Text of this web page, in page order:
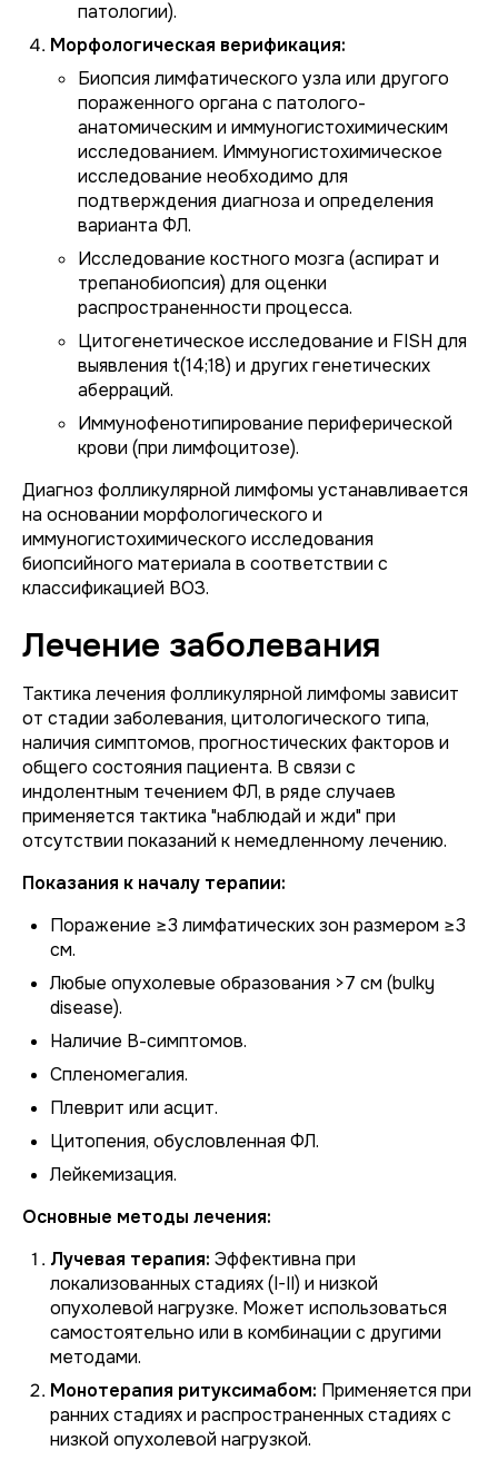
патологии).
Морфологическая верификация:
Биопсия лимфатического узла или другого
пораженного органа с патолого-
анатомическим и иммуногистохимическим
исследованием. Иммуногистохимическое
исследование необходимо для
подтверждения диагноза и определения
варианта ФЛ.
Исследование костного мозга (аспират и
трепанобиопсия) для оценки
распространенности процесса.
Цитогенетическое исследование и FISH для
выявления t(14;18) и других генетических
аберраций.
Иммунофенотипирование периферической
крови (при лимфоцитозе).
Диагноз фолликулярной лимфомы устанавливается
на основании морфологического и
иммуногистохимического исследования
биопсийного материала в соответствии с
классификацией ВОЗ.
Лечение заболевания
Тактика лечения фолликулярной лимфомы зависит
от стадии заболевания, цитологического типа,
наличия симптомов, прогностических факторов и
общего состояния пациента. В связи с
индолентным течением ФЛ, в ряде случаев
применяется тактика "наблюдай и жди" при
отсутствии показаний к немедленному лечению.
Показания к началу терапии:
Поражение ≥3 лимфатических зон размером ≥3
см.
Любые опухолевые образования >7 см (bulky
disease).
Наличие В-симптомов.
Спленомегалия.
Плеврит или асцит.
Цитопения, обусловленная ФЛ.
Лейкемизация.
Основные методы лечения:
Лучевая терапия: Эффективна при
локализованных стадиях (I-II) и низкой
опухолевой нагрузке. Может использоваться
самостоятельно или в комбинации с другими
методами.
Монотерапия ритуксимабом: Применяется при
ранних стадиях и распространенных стадиях с
низкой опухолевой нагрузкой.